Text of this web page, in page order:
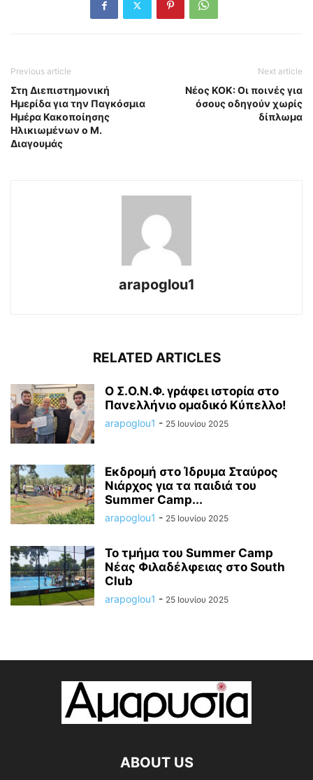
Previous article
Στη Διεπιστημονική
Ημερίδα για την Παγκόσμια
Ημέρα Κακοποίησης
Ηλικιωμένων ο Μ.
Διαγουμάς
Next article
Νέος ΚΟΚ: Οι ποινές για
όσους οδηγούν χωρίς
δίπλωμα
arapoglou1
RELATED ARTICLES
Ο Σ.Ο.Ν.Φ. γράφει ιστορία στο
Πανελλήνιο ομαδικό Κύπελλο!
arapoglou1 - 25 Ιουνίου 2025
Εκδρομή στο Ίδρυμα Σταύρος
Νιάρχος για τα παιδιά του
Summer Camp...
arapoglou1 - 25 Ιουνίου 2025
Το τμήμα του Summer Camp
Νέας Φιλαδέλφειας στο South
Club
arapoglou1 - 25 Ιουνίου 2025
ABOUT US